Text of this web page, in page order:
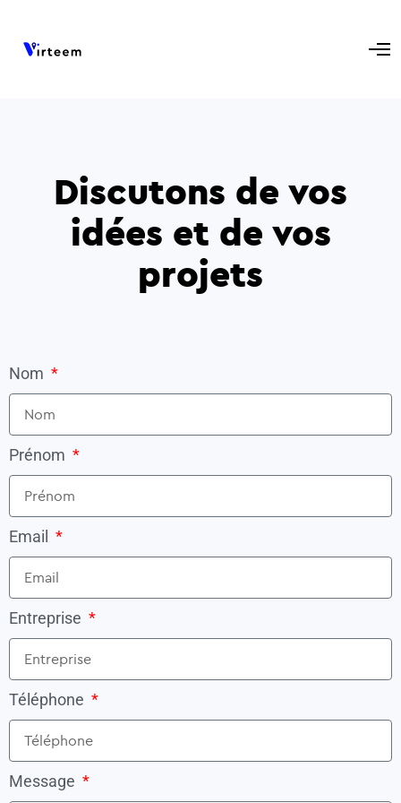
Discutons de vos
idées et de vos
projets
Nom
Prénom
Email
Entreprise
Téléphone
Message